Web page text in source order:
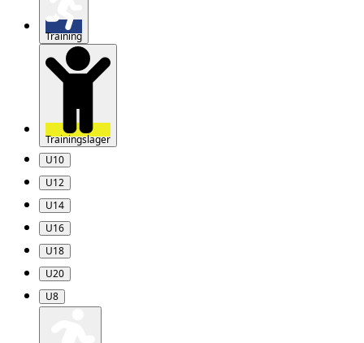
Training
Trainingslager
U10
U12
U14
U16
U18
U20
U8